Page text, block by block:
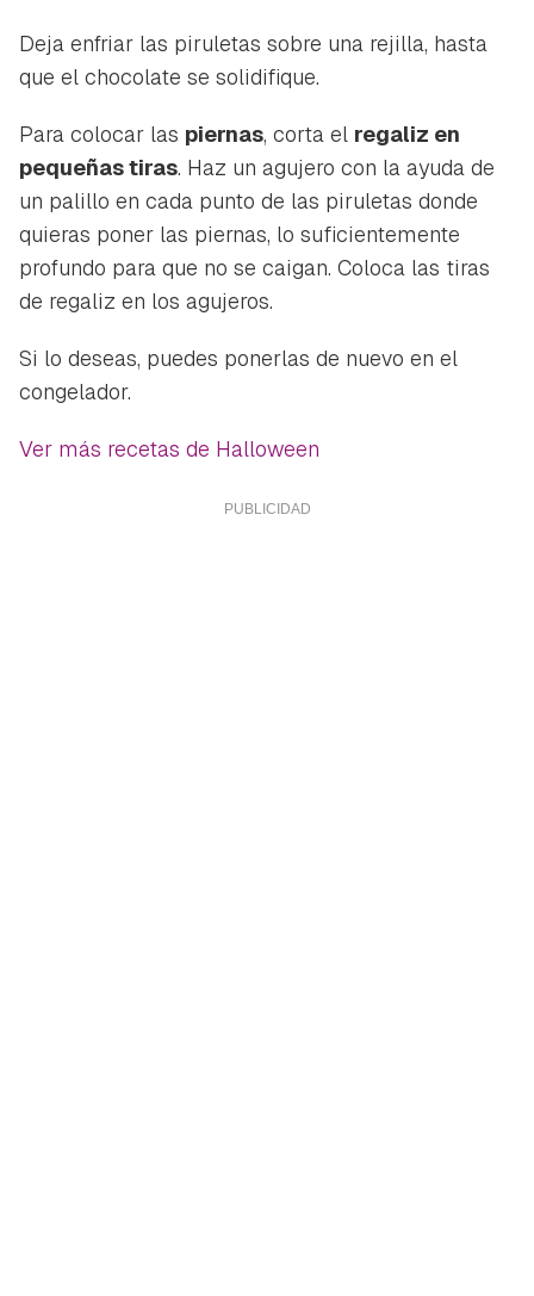
Deja enfriar las piruletas sobre una rejilla, hasta
que el chocolate se solidifique.
Para colocar las piernas, corta el regaliz en
pequeñas tiras. Haz un agujero con la ayuda de
un palillo en cada punto de las piruletas donde
quieras poner las piernas, lo suficientemente
profundo para que no se caigan. Coloca las tiras
de regaliz en los agujeros.
Si lo deseas, puedes ponerlas de nuevo en el
congelador.
Ver más recetas de Halloween